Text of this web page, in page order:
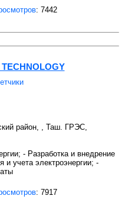
: 7442
район, , Таш. ГРЭС,
- Разработка и внедрение
и учета электроэнергии; -
: 7917